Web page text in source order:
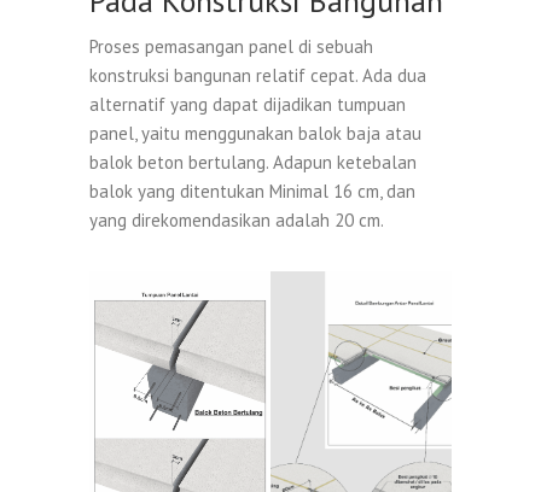
Proses pemasangan panel di sebuah
konstruksi bangunan relatif cepat. Ada dua
alternatif yang dapat dijadikan tumpuan
panel, yaitu menggunakan balok baja atau
balok beton bertulang. Adapun ketebalan
balok yang ditentukan Minimal 16 cm, dan
yang direkomendasikan adalah 20 cm.